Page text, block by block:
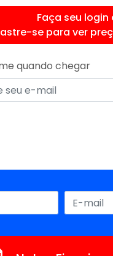
Faça seu login
se para ver
quando chegar